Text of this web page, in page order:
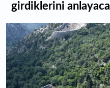
girdiklerini